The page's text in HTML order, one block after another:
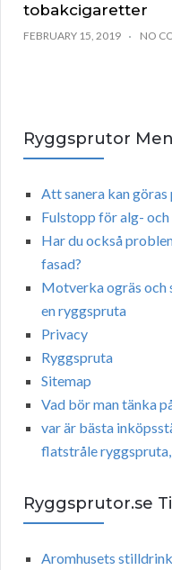
tobakcigaretter
FEBRUARY 15, 2019 NO
Ryggsprutor
Att sanera kan
Fulstopp för alg-
Har du också
fasad?
Motverka ogräs och
en ryggspruta
Privacy
Ryggspruta
Sitemap
Vad bör man tänka
var är bästa
flatstråle
Ryggsprutor.se
Aromhusets